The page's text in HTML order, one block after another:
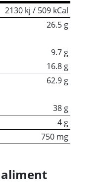
2130 kj / 509 kCal
26.5 g
9.7 g
16.8 g
62.9 g
38 g
4 g
750 mg